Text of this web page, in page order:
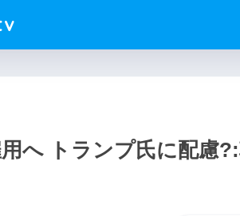
へ トランプ氏に配慮?: